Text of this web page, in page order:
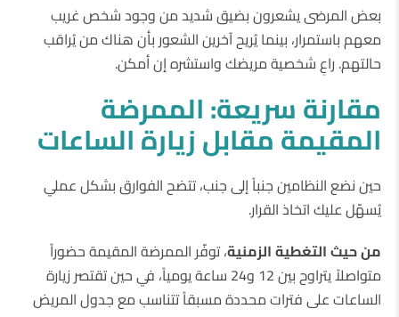
بعض المرضى يشعرون بضيق شديد من وجود شخص غريب
معهم باستمرار، بينما يُريح آخرين الشعور بأن هناك من يُراقب
حالتهم. راعِ شخصية مريضك واستشره إن أمكن.
مقارنةسريعة:الممرضة
المقيمةمقابلزيارةالساعات
حين نضع النظامين جنباً إلى جنب، تتضح الفوارق بشكل عملي
يُسهّل عليك اتخاذ القرار.
منحيثالتغطيةالزمنية، توفّر الممرضة المقيمة حضوراً
متواصلاً يتراوح بين 12 و24 ساعة يومياً، في حين تقتصر زيارة
الساعات على فترات محددة مسبقاً تتناسب مع جدول المريض